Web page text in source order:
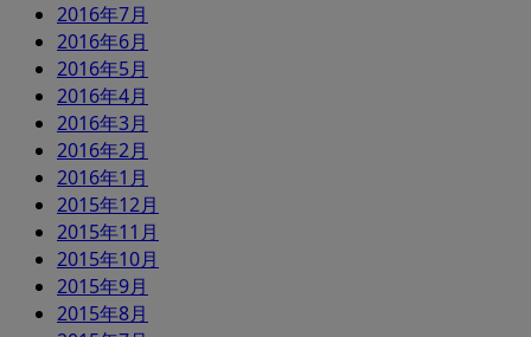
2016年7月
2016年6月
2016年5月
2016年4月
2016年3月
2016年2月
2016年1月
2015年12月
2015年11月
2015年10月
2015年9月
2015年8月